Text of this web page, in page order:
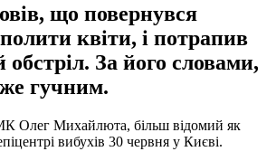
що повернувся
квіти, і потрапив
обстріл. За його словами,
гучним.
Олег Михайлюта, більш відомий як
вибухів 30 червня у Києві.